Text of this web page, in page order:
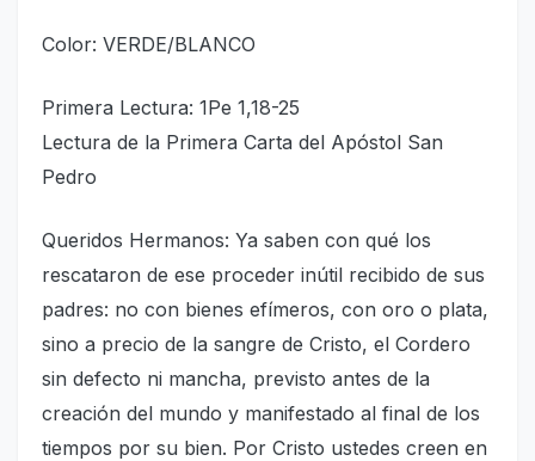
Color: VERDE/BLANCO
Primera Lectura: 1Pe 1,18-25
Lectura de la Primera Carta del Apóstol San
Pedro
Queridos Hermanos: Ya saben con qué los
rescataron de ese proceder inútil recibido de sus
padres: no con bienes efímeros, con oro o plata,
sino a precio de la sangre de Cristo, el Cordero
sin defecto ni mancha, previsto antes de la
creación del mundo y manifestado al final de los
tiempos por su bien. Por Cristo ustedes creen en